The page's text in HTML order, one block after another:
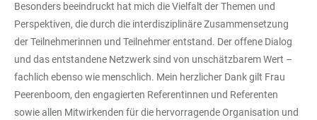
Besonders beeindruckt hat mich die Vielfalt der Themen und
Perspektiven, die durch die interdisziplinäre Zusammensetzung
der Teilnehmerinnen und Teilnehmer entstand. Der offene Dialog
und das entstandene Netzwerk sind von unschätzbarem Wert –
fachlich ebenso wie menschlich. Mein herzlicher Dank gilt Frau
Peerenboom, den engagierten Referentinnen und Referenten
sowie allen Mitwirkenden für die hervorragende Organisation und